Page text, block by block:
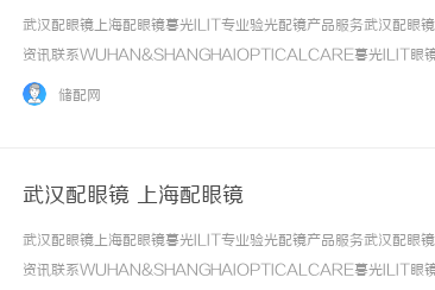
武汉配眼镜上海配眼镜暮光ILIT专业验光配镜产品服务武汉配眼
资讯联系WUHAN&SHANGHAIOPTICALCARE暮光ILIT眼镜
品牌，现于武汉与上海设有4家门店。以完整验光、正品镜片、
储配网
武汉配眼镜 上海配眼镜
武汉配眼镜上海配眼镜暮光ILIT专业验光配镜产品服务武汉配眼
资讯联系WUHAN&SHANGHAIOPTICALCARE暮光ILIT眼镜